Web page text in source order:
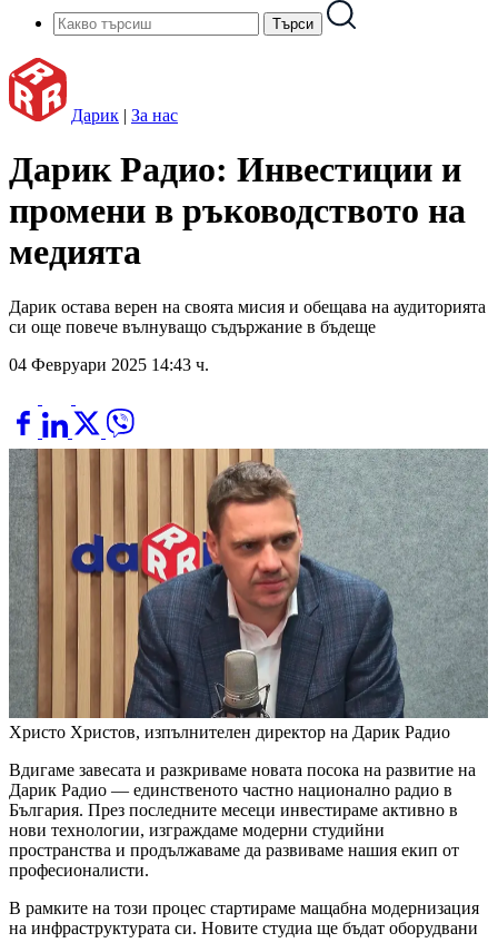
Дарик | За нас
Дарик Радио: Инвестиции и
промени в ръководството на
медията
Дарик остава верен на своята мисия и обещава на аудиторията
си още повече вълнуващо съдържание в бъдеще
04 Февруари 2025 14:43 ч.
Христо Христов, изпълнителен директор на Дарик Радио
Вдигаме завесата и разкриваме новата посока на развитие на
Дарик Радио — единственото частно национално радио в
България. През последните месеци инвестираме активно в
нови технологии, изграждаме модерни студийни
пространства и продължаваме да развиваме нашия екип от
професионалисти.
В рамките на този процес стартираме мащабна модернизация
на инфраструктурата си. Новите студиа ще бъдат оборудвани